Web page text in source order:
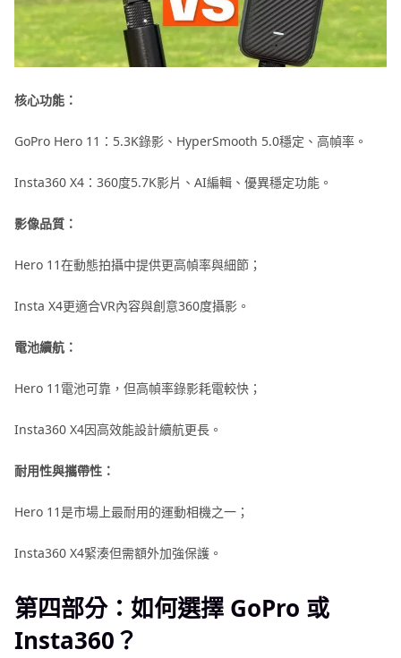
核心功能：
GoPro Hero 11：5.3K錄影、HyperSmooth 5.0穩定、高幀率。
Insta360 X4：360度5.7K影片、AI編輯、優異穩定功能。
影像品質：
Hero 11在動態拍攝中提供更高幀率與細節；
Insta X4更適合VR內容與創意360度攝影。
電池續航：
Hero 11電池可靠，但高幀率錄影耗電較快；
Insta360 X4因高效能設計續航更長。
耐用性與攜帶性：
Hero 11是市場上最耐用的運動相機之一；
Insta360 X4緊湊但需額外加強保護。
第四部分：如何選擇 GoPro 或
Insta360？